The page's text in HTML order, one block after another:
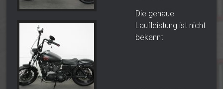
Die genaue
Laufleistung ist nicht
bekannt